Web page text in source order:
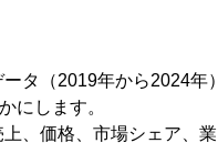
タ（2019年から2024年）
にします。
、価格、市場シェア、業